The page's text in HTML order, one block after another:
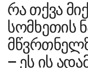
რა თქვა
სომხეთის
– ეს ის